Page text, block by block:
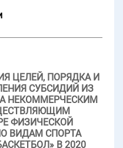
ЦЕЛЕЙ, ПОРЯДКА И
СУБСИДИЙ ИЗ
НЕКОММЕРЧЕСКИМ
ФИЗИЧЕСКОЙ
ВИДАМ СПОРТА
В 2020